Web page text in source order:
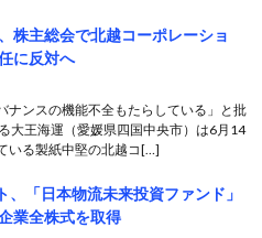
株主総会で北越コーポレーショ
に反対へ
ナンスの機能不全もたらしている」と批
大王海運（愛媛県四国中央市）は6月14
いる製紙中堅の北越コ[…]
、「日本物流未来投資ファンド」
業全株式を取得